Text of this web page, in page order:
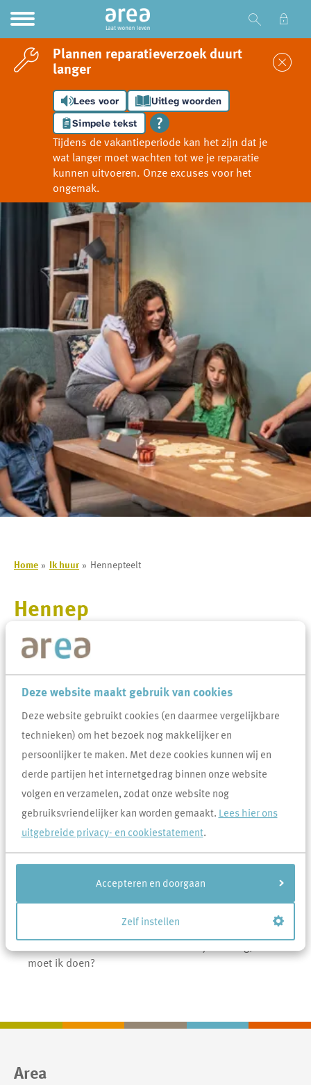
Deze website maakt gebruik van cookies
Deze website gebruikt cookies (en daarmee vergelijkbare
technieken) om het bezoek nog makkelijker en
persoonlijker te maken. Met deze cookies kunnen wij en
derde partijen het internetgedrag binnen onze website
volgen en verzamelen, zodat onze website nog
gebruiksvriendelijker kan worden gemaakt. Lees hier ons
uitgebreide privacy- en cookiestatement.
Accepteren en doorgaan
Zelf instellen
Naar hoofdinhoud
Naar hoofdnavigatiemenu
Naar de homepage
Ga naar Hoofd
Plannen reparatieverzoek duurt
langer
Lees voor
Uitleg woorden
Simpele tekst
Tijdens de vakantieperiode kan het zijn dat je
wat langer moet wachten tot we je reparatie
kunnen uitvoeren. Onze excuses voor het
ongemak.
Home Ik huur Hennepteelt
Hennep
Wanneer je hennepteelt of dealen in je woonomgeving vermoedt,
hennepteelt, het wordt niet geaccepteerd. Het gevolg voor de
Veel gevraagd over Hennep
Ik ben ontruimd wegens hennepteelt of door
overtreding van de Opiumwet. Mag ik meteen weer
reageren op woningen? Behoud ik mijn inschrijftijd?
Wat moet ik doen?
moet ik doen?
Contactinformatie
Area